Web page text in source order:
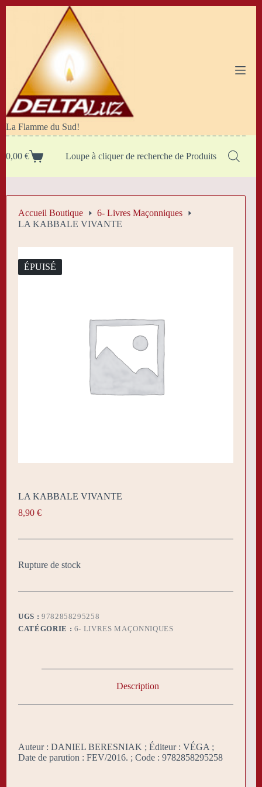
La Flamme du Sud!
Panier
0,00 € Loupe à cliquer de recherche de Produits
Accueil Boutique
6- Livres Maçonniques
LA KABBALE VIVANTE
ÉPUISÉ
LA KABBALE VIVANTE
8,90 €
Rupture de stock
UGS : 9782858295258
CATÉGORIE : 6- LIVRES MAÇONNIQUES
Description
Auteur : DANIEL BERESNIAK ; Éditeur : VÉGA ;
Date de parution : FEV/2016. ; Code : 9782858295258